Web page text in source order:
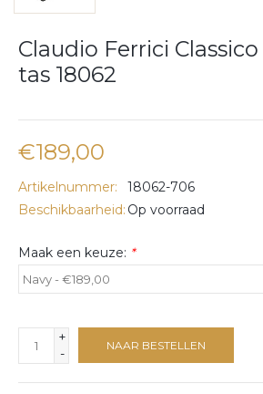
Claudio Ferrici
tas 18062
€189,00
Artikelnummer:
18062-706
Beschikbaarheid: Op voorraad
Maak een keuze: *
+
-
NAAR BESTELLEN